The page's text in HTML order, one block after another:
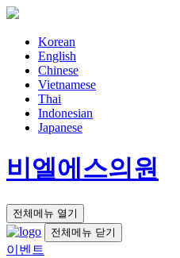
Korean
English
Chinese
Vietnamese
Thai
Indonesian
Japanese
비엘에스의원
전체메뉴 열기
전체메뉴 닫기
이벤트